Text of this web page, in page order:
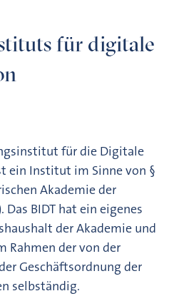
für digitale
für die Digitale
ein Institut im Sinne von §
Akademie der
BIDT hat ein eigenes
der Akademie und
Rahmen der von der
Geschäftsordnung der
selbständig.